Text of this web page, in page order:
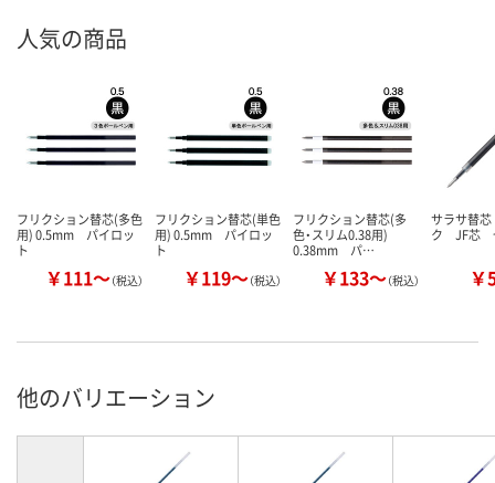
人気の商品
フリクション替芯(多色
用) 0.5mm パイロッ
ト
￥111～（税込）
フリクション替芯(単色
用) 0.5mm パイロッ
ト
￥119～（税込）
フリクション替芯(多
色・スリム0.38用)
0.38mm パ…
￥133～（税込）
サラサ替
ク JF芯
￥
他のバリエーション